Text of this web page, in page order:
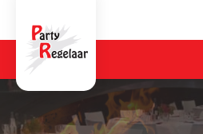
PRODUCTEN